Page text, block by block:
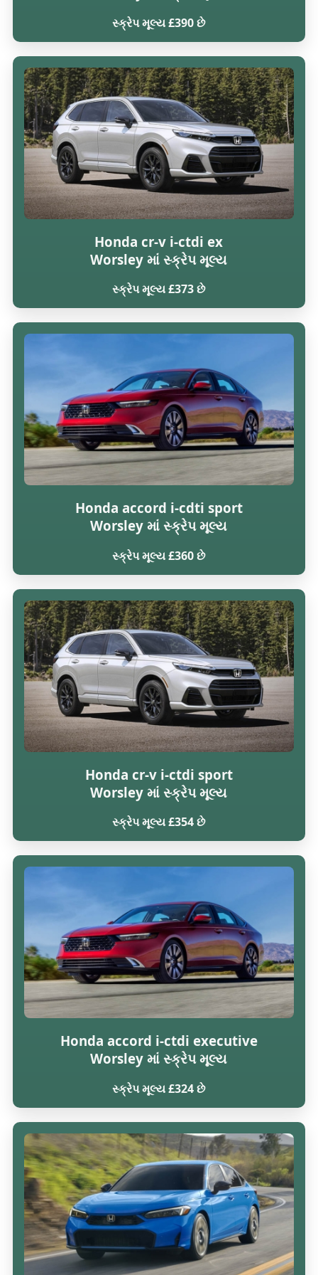
સ્ક્રેપ મૂલ્ય £390 છે
Honda cr-v i-ctdi ex
Worsley માં સ્ક્રેપ મૂલ્ય
સ્ક્રેપ મૂલ્ય £373 છે
Honda accord i-cdti sport
Worsley માં સ્ક્રેપ મૂલ્ય
સ્ક્રેપ મૂલ્ય £360 છે
Honda cr-v i-ctdi sport
Worsley માં સ્ક્રેપ મૂલ્ય
સ્ક્રેપ મૂલ્ય £354 છે
Honda accord i-ctdi executive
Worsley માં સ્ક્રેપ મૂલ્ય
સ્ક્રેપ મૂલ્ય £324 છે